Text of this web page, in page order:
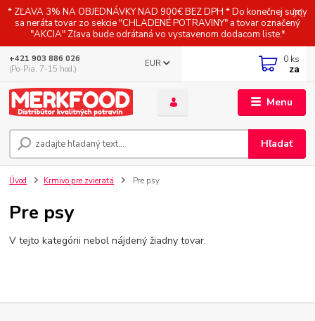
* ZĽAVA 3% NA OBJEDNÁVKY NAD 900€ BEZ DPH * Do konečnej sumy
sa neráta tovar zo sekcie "CHLADENÉ POTRAVINY" a tovar označený
"AKCIA" Zľava bude odrátaná vo vystavenom dodacom liste.*
Menu
EUR
Hľadať
+421 903 886 026
(Po-Pia, 7-15 hod.)
0 ks
za
Úvod Krmivo pre zvieratá Pre psy
Pre psy
V tejto kategórii nebol nájdený žiadny tovar.